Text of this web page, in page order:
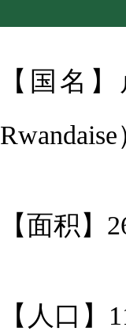
【国名
Rwandaise
【面积】
【人口